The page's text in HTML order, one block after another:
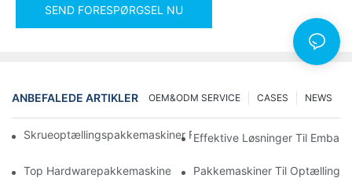
SEND FORESPØRGSEL NU
ANBEFALEDE ARTIKLER NEWS
CASES
OEM&ODM SERVICE
Skrueoptællingspakkemaskiner For Pålidelige Og Hurtige
Effektive Løsninger Til
Top Hardwarepakkemaskiner Til Ensartet Kvalitetskontrol
Pakkemaskiner Til Optælling